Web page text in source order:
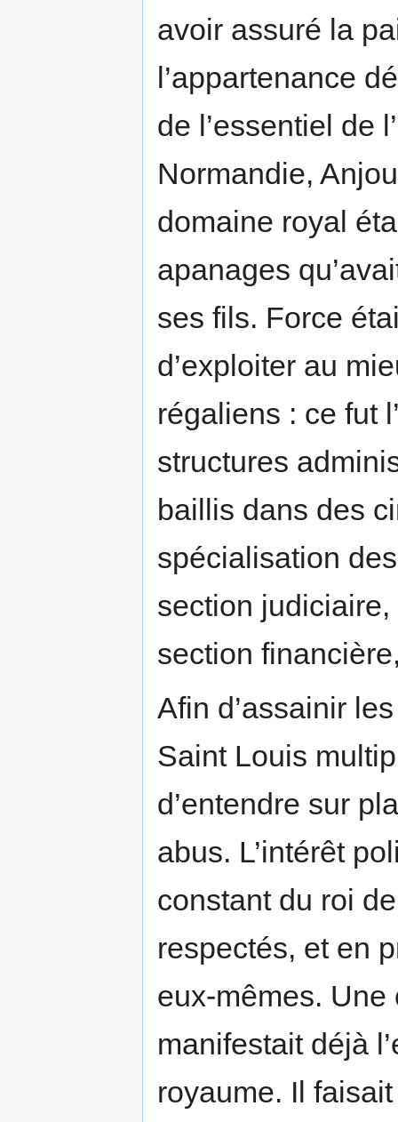
avoir assuré la
l’appartenance
de l’essentiel de
Normandie,
domaine royal
apanages
ses fils. Force
d’exploiter au
régaliens : ce fut
structures
baillis dans des
spécialisation
section
section
Afin d’assainir
Saint Louis
d’entendre sur
abus. L’intérêt
constant du roi
respectés, et en
eux-mêmes. Une
manifestait déjà
royaume. Il